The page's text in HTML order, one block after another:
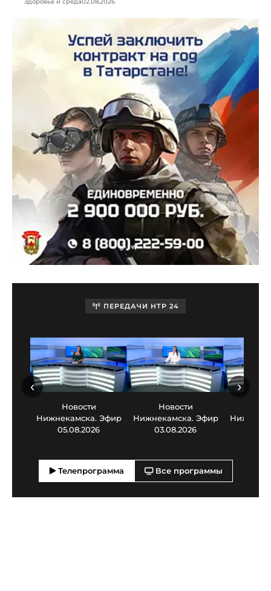
ПЕРЕДАЧИ НТР 24
Новости
Нижнекамска. Эфир
05.08.2026
Новости
Нижнекамска. Эфир
03.08.2026
‹ ›
Телепрограмма Все программы